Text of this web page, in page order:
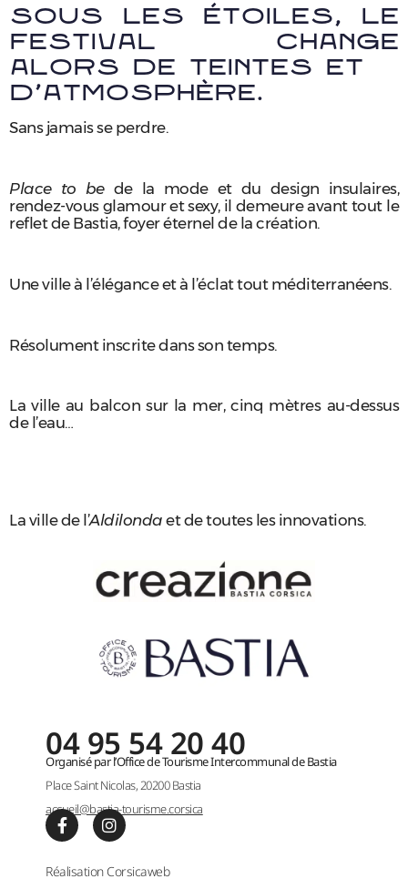
Sous les étoiles, le
festival change
alors de teintes et
d’atmosphère.
Sans jamais se perdre.
Place to bede la mode et du design insulaires,
rendez-vous glamour et sexy, il demeure avant tout le
reflet de Bastia, foyer éternel de la création.
Une ville à l’élégance et à l’éclat tout méditerranéens.
Résolument inscrite dans son temps.
La ville au balcon sur la mer, cinq mètres au-dessus
de l’eau…
La ville de l’Aldilonda et de toutes les innovations.
04 95 54 20 40
Organisé par l’Office de Tourisme Intercommunal de Bastia
Place Saint Nicolas, 20200 Bastia
accueil@bastia-tourisme.corsica
Réalisation Corsicaweb